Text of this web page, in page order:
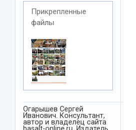
Прикрепленные
файлы
Огарышев Сергей
Иванович. Консультант,
автор и владелец сайта